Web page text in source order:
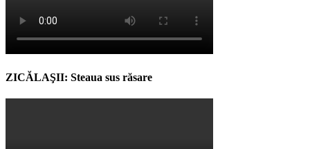
ZICĂLAŞII: Steaua sus răsare